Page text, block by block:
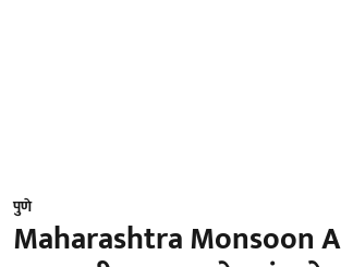
पुणे
Maharashtra Monsoon